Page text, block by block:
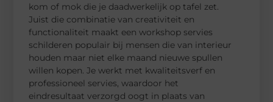
kom of mok die je daadwerkelijk op tafel zet.
Juist die combinatie van creativiteit en
functionaliteit maakt een workshop servies
schilderen populair bij mensen die van interieur
houden maar niet elke maand nieuwe spullen
willen kopen. Je werkt met kwaliteitsverf en
professioneel servies, waardoor het
eindresultaat verzorgd oogt in plaats van